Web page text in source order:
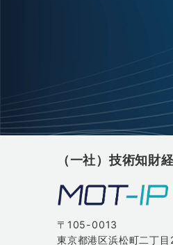
（一社）技術知財
〒105-0013
東京都港区浜松町二丁